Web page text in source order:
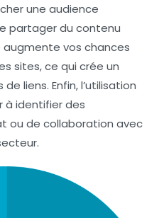
une audience
partager du contenu
vos chances
sites, ce qui crée un
liens. Enfin, l’utilisation
à identifier des
ou de collaboration avec